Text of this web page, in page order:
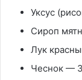
Уксус
Сироп
Лук
Чеснок —